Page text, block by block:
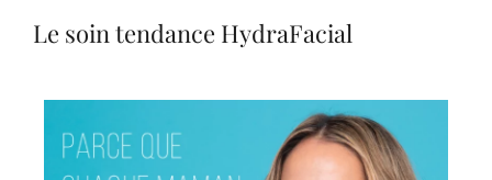
Le soin tendance HydraFacial